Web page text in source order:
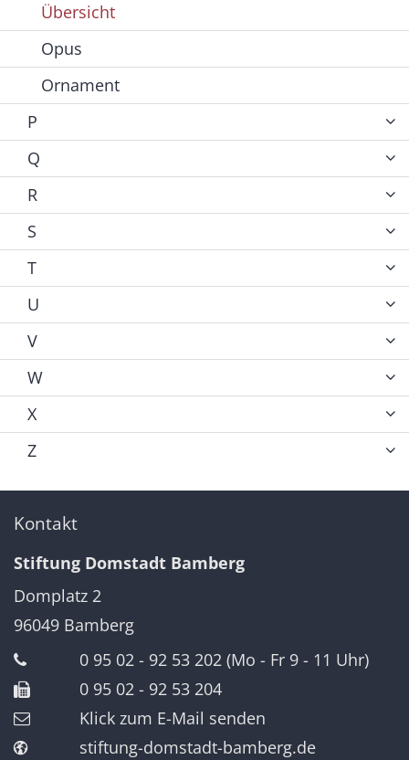
Übersicht
Opus
Ornament
P
Q
R
S
T
U
V
W
X
Z
Kontakt
Stiftung Domstadt Bamberg
Domplatz 2
96049 Bamberg
0 95 02 - 92 53 202 (Mo - Fr 9 - 11 Uhr)
0 95 02 - 92 53 204
Klick zum E-Mail senden
stiftung-domstadt-bamberg.de